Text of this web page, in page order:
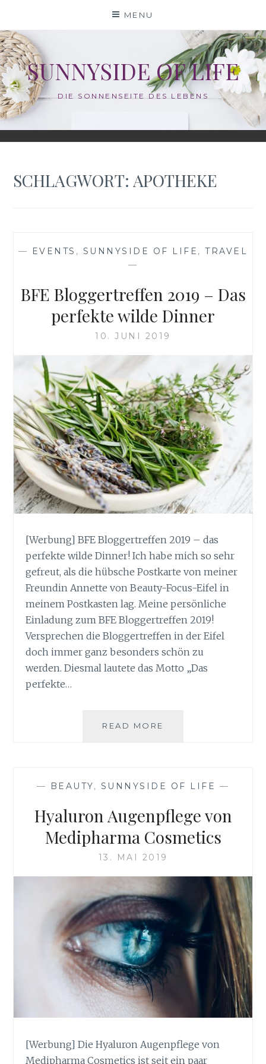
content
MENU
SUNNYSIDE OF LIFE
DIE SONNENSEITE DES LEBENS
SCHLAGWORT: APOTHEKE
— EVENTS , SUNNYSIDE OF LIFE ,TRAVEL
—
BFE Bloggertreffen 2019 – Das
perfekte wilde Dinner
10. JUNI 2019
[Werbung] BFE Bloggertreffen 2019 – das
perfekte wilde Dinner! Ich habe mich so sehr
gefreut, als die hübsche Postkarte von meiner
Freundin Annette von Beauty-Focus-Eifel in
meinem Postkasten lag. Meine persönliche
Einladung zum BFE Bloggertreffen 2019!
Versprechen die Bloggertreffen in der Eifel
doch immer ganz besonders schön zu
werden. Diesmal lautete das Motto „Das
perfekte…
READ MORE
PERFEKTE
DINNER
— BEAUTY, SUNNYSIDE OF LIFE —
Hyaluron Augenpflege von
Medipharma Cosmetics
13. MAI 2019
[Werbung] Die Hyaluron Augenpflege von
Medipharma Cosmetics ist seit ein paar